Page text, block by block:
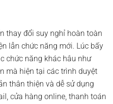
thay đổi suy nghỉ hoàn toàn
lẫn chức năng mới. Lúc bấy
chức năng khác hâu như
mà hiện tại các trình duyệt
thân thiện và dễ sử dụng
cửa hàng online, thanh toán